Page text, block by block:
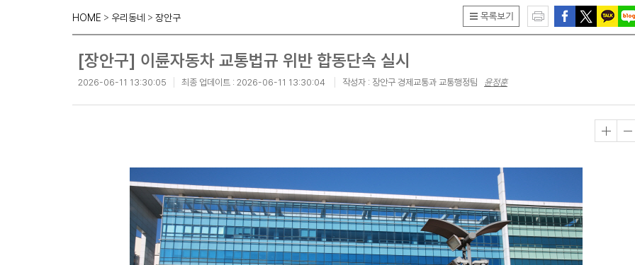
HOME > 우리동네 > 장안구
[장안구] 이륜자동차 교통법규 위반 합동단속 실시
2026-06-11 13:30:05 최종 업데이트 : 2026-06-11 13:30:04 작성자 : 장안구 경제교통과 교통행정팀 윤정훈